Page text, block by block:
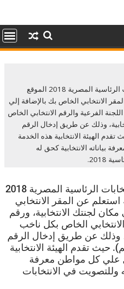
تتيح الهيئة الوطنية للانتخابات الرئاسية المصرية 2018 الموقع
الانتخابي الخاص بك بالإضافة إلي
الفرعية والرقم الانتخابي الخاص
وذلك عن طريق إدخال الرقم
(الـ14 رقم). حيث تقدم الهيئة الانتخابية هذه الخدمة
بياناته الانتخابية كحق له
2018.
تتيح الهيئة الوطنية للانتخابات الرئاسية المصرية 2018
عن المقر الانتخابي
لجنتك الانتخابية، ورقم
الخاص بكل ناخب
وذلك عن طريق إدخال الرقم
كاملاً (الـ14 رقم). حيث تقدم الهيئة الانتخابية
علي كل مواطن معرفة
وللتصويت في الانتخابات